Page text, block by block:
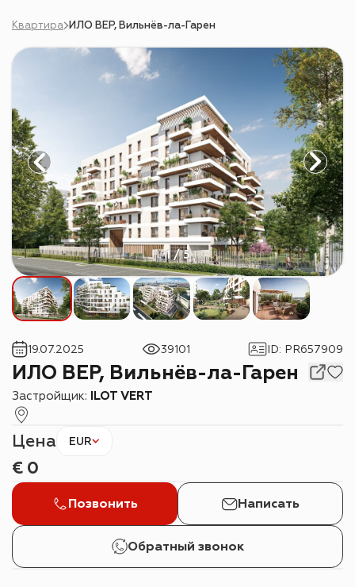
Квартира ИЛО ВЕР, Вильнёв-ла-Гарен
1 / 5
ИЛО ВЕР, Вильнёв-ла-Гарен
Застройщик: ILOT VERT
19.07.2025 39101 ID: PR657909
Цена EUR
€ 0
Позвонить Написать
Обратный звонок